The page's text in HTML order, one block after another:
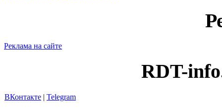
Реклама на сайте
RDT-
ВКонтакте | Telegram